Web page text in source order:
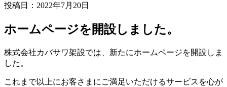
投稿日：2022年7月20日
ホームページを開設しました。
株式会社カバサワ架設では、新たにホームページを開設しま
した。
これまで以上にお客さまにご満足いただけるサービスを心が